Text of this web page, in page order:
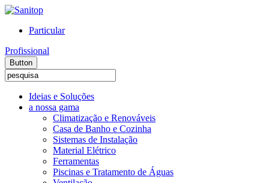
Particular
Profissional
Button
Ideias e Soluções
a nossa gama
Climatização e Renováveis
Casa de Banho e Cozinha
Sistemas de Instalação
Material Elétrico
Ferramentas
Piscinas e Tratamento de Águas